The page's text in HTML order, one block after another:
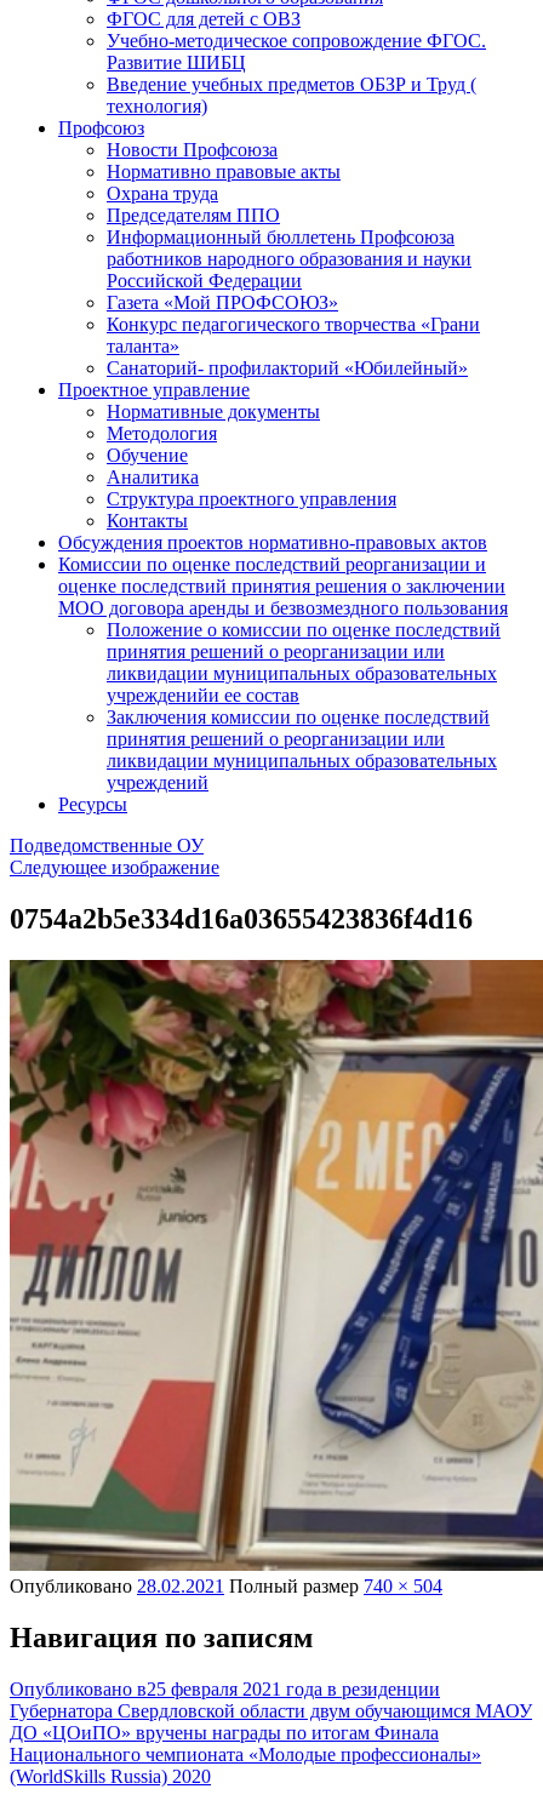
ФГОС для детей с ОВЗ
Учебно-методическое сопровождение ФГОС.
Развитие ШИБЦ
Введение учебных предметов ОБЗР и Труд (
технология)
Профсоюз
Новости Профсоюза
Нормативно правовые акты
Охрана труда
Председателям ППО
Информационный бюллетень Профсоюза
работников народного образования и науки
Российской Федерации
Газета «Мой ПРОФСОЮЗ»
Конкурс педагогического творчества «Грани
таланта»
Санаторий- профилакторий «Юбилейный»
Проектное управление
Нормативные документы
Методология
Обучение
Аналитика
Структура проектного управления
Контакты
Обсуждения проектов нормативно-правовых актов
Комиссии по оценке последствий реорганизации и
оценке последствий принятия решения о заключении
МОО договора аренды и безвозмездного пользования
Положение о комиссии по оценке последствий
принятия решений о реорганизации или
ликвидации муниципальных образовательных
учрежденийи ее состав
Заключения комиссии по оценке последствий
принятия решений о реорганизации или
ликвидации муниципальных образовательных
учреждений
Ресурсы
Подведомственные ОУ
Следующее изображение
0754a2b5e334d16a03655423836f4d16
Опубликовано 28.02.2021 Полный размер 740 × 504
Навигация по записям
Опубликовано в25 февраля 2021 года в резиденции
Губернатора Свердловской области двум обучающимся МАОУ
ДО «ЦОиПО» вручены награды по итогам Финала
Национального чемпионата «Молодые профессионалы»
(WorldSkills Russia) 2020